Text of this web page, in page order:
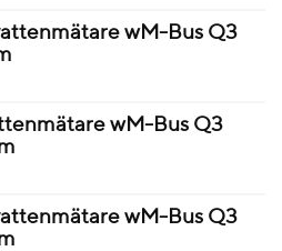
wM-Bus Q3
wM-Bus Q3
wM-Bus Q3